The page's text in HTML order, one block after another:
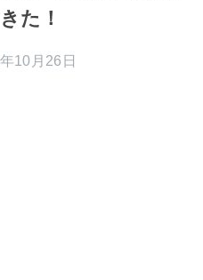
た！
10月26日